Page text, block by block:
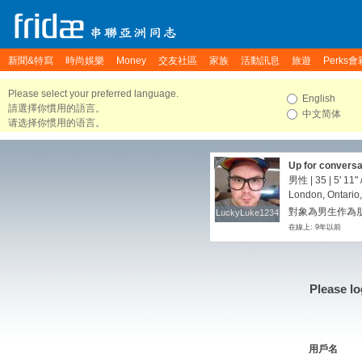
新聞&特寫 時尚娛樂 Money 交友社區 家族 活動訊息 旅遊 Perks會
Please select your preferred language.
請選擇你慣用的語言。
请选择你惯用的语言。
English
中文简体
LuckyLuke1234
LuckyLuke1234
Up for
男性 | 35 | 5' 11"
London,
對象為男生作為
在線上: 9年以前
Please
用戶名